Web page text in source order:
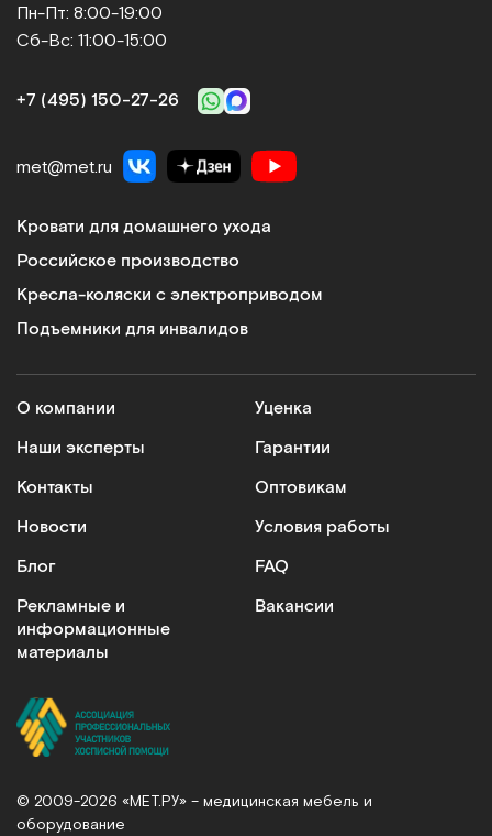
Пн-Пт: 8:00-19:00
Сб-Вс: 11:00-15:00
+7 (495) 150‑27‑26
met@met.ru
Кровати для домашнего ухода
Российское производство
Кресла-коляски с электроприводом
Подъемники для инвалидов
О компании
Наши эксперты
Контакты
Новости
Блог
Рекламные и
информационные
материалы
Уценка
Гарантии
Оптовикам
Условия работы
FAQ
Вакансии
© 2009-2026 «МЕТ.РУ» – медицинская мебель и
оборудование